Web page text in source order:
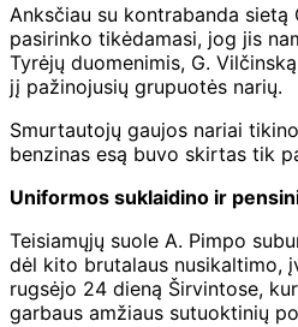
Anksčiau su kontrabanda sietą
pasirinko tikėdamasi, jog jis
Tyrėjų duomenimis, G.
jį pažinojusių grupuotės narių.
Smurtautojų gaujos nariai
benzinas esą buvo skirtas tik
Uniformos suklaidino ir
Teisiamųjų suole A. Pimpo
dėl kito brutalaus nusikaltimo,
rugsėjo 24 dieną Širvintose,
garbaus amžiaus sutuoktinių